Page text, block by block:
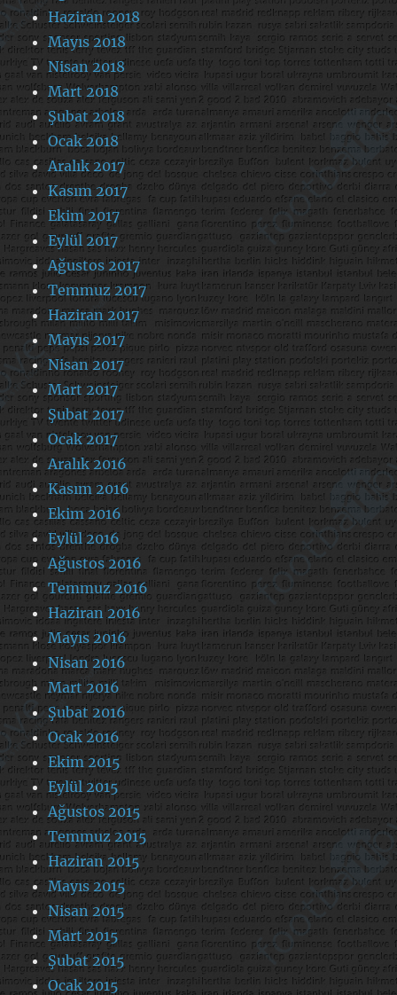
Haziran 2018
Mayıs 2018
Nisan 2018
Mart 2018
Şubat 2018
Ocak 2018
Aralık 2017
Kasım 2017
Ekim 2017
Eylül 2017
Ağustos 2017
Temmuz 2017
Haziran 2017
Mayıs 2017
Nisan 2017
Mart 2017
Şubat 2017
Ocak 2017
Aralık 2016
Kasım 2016
Ekim 2016
Eylül 2016
Ağustos 2016
Temmuz 2016
Haziran 2016
Mayıs 2016
Nisan 2016
Mart 2016
Şubat 2016
Ocak 2016
Ekim 2015
Eylül 2015
Ağustos 2015
Temmuz 2015
Haziran 2015
Mayıs 2015
Nisan 2015
Mart 2015
Şubat 2015
Ocak 2015